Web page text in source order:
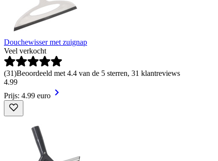
Douchewisser met zuignap
Veel verkocht
(31)Beoordeeld met 4.4 van de 5 sterren, 31 klantreviews
4.99
Prijs: 4.99 euro